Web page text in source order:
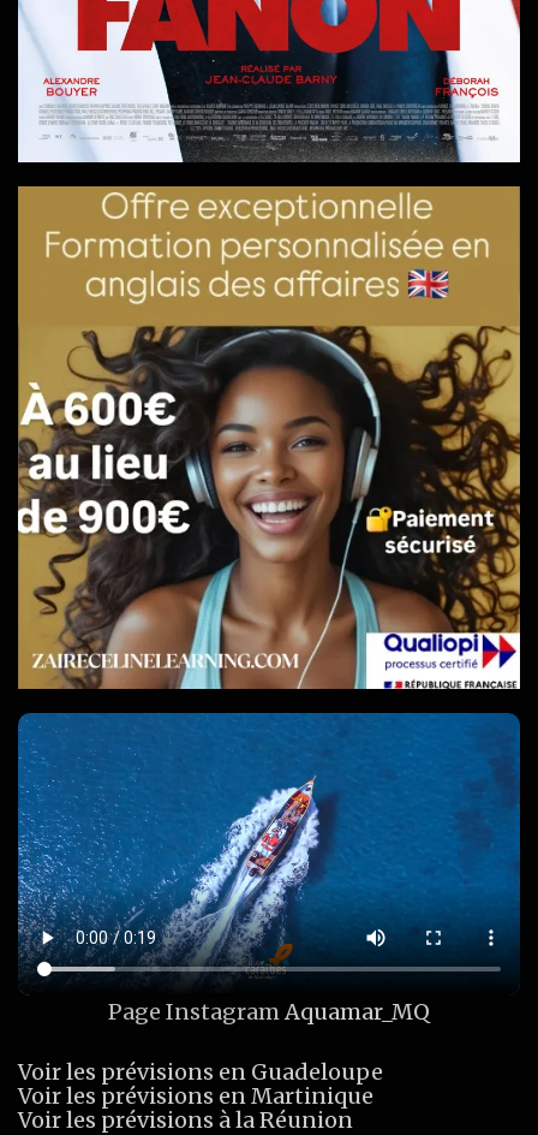
Page InstagramAquamar_MQ
Voir les prévisions en Guadeloupe
Voir les prévisions en Martinique
Voir les prévisions à la Réunion